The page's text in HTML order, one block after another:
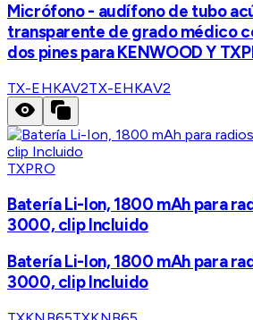
Micrófono - audífono de tubo
transparente de grado médico
dos pines para KENWOOD Y
TX-EHKAV2TX-EHKAV2
TXPRO
Batería Li-Ion, 1800 mAh para
3000, clip Incluido
Batería Li-Ion, 1800 mAh para
3000, clip Incluido